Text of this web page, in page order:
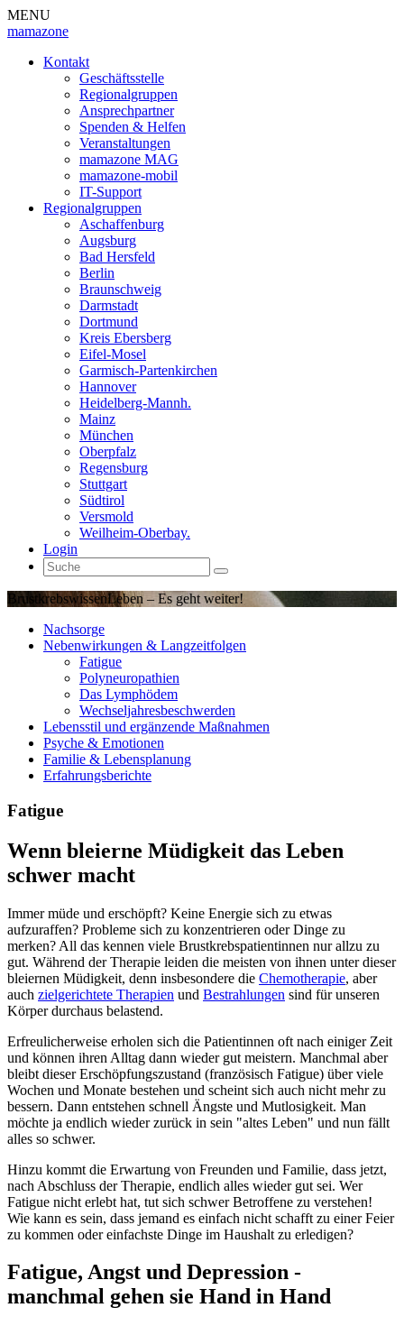
MENU
mamazone
Kontakt
Geschäftsstelle
Regionalgruppen
Ansprechpartner
Spenden & Helfen
Veranstaltungen
mamazone MAG
mamazone-mobil
IT-Support
Regionalgruppen
Aschaffenburg
Augsburg
Bad Hersfeld
Berlin
Braunschweig
Darmstadt
Dortmund
Kreis Ebersberg
Eifel-Mosel
Garmisch-Partenkirchen
Hannover
Heidelberg-Mannh.
Mainz
München
Oberpfalz
Regensburg
Stuttgart
Südtirol
Versmold
Weilheim-Oberbay.
Login
BrustkrebswissenLeben – Es geht weiter!
Nachsorge
Nebenwirkungen & Langzeitfolgen
Fatigue
Polyneuropathien
Das Lymphödem
Wechseljahresbeschwerden
Lebensstil und ergänzende Maßnahmen
Psyche & Emotionen
Familie & Lebensplanung
Erfahrungsberichte
Fatigue
Wenn bleierne Müdigkeit das Leben
schwer macht
Immer müde und erschöpft? Keine Energie sich zu etwas
aufzuraffen? Probleme sich zu konzentrieren oder Dinge zu
merken? All das kennen viele Brustkrebspatientinnen nur allzu zu
gut. Während der Therapie leiden die meisten von ihnen unter dieser
bleiernen Müdigkeit, denn insbesondere die Chemotherapie, aber
auch zielgerichtete Therapien und Bestrahlungen sind für unseren
Körper durchaus belastend.
Erfreulicherweise erholen sich die Patientinnen oft nach einiger Zeit
und können ihren Alltag dann wieder gut meistern. Manchmal aber
bleibt dieser Erschöpfungszustand (französisch Fatigue) über viele
Wochen und Monate bestehen und scheint sich auch nicht mehr zu
bessern. Dann entstehen schnell Ängste und Mutlosigkeit. Man
möchte ja endlich wieder zurück in sein "altes Leben" und nun fällt
alles so schwer.
Hinzu kommt die Erwartung von Freunden und Familie, dass jetzt,
nach Abschluss der Therapie, endlich alles wieder gut sei. Wer
Fatigue nicht erlebt hat, tut sich schwer Betroffene zu verstehen!
Wie kann es sein, dass jemand es einfach nicht schafft zu einer Feier
zu kommen oder einfachste Dinge im Haushalt zu erledigen?
Fatigue, Angst und Depression -
manchmal gehen sie Hand in Hand